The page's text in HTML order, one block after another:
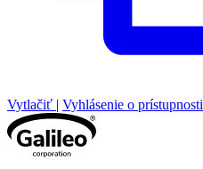
Vytlačiť | Vyhlásenie o prístupnosti